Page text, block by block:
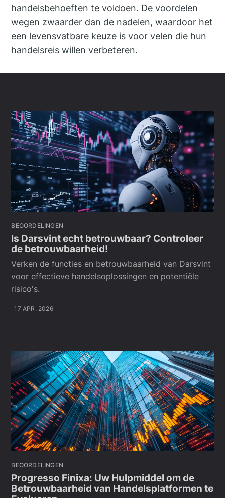
handelsbehoeften te voldoen. De voordelen
wegen zwaarder dan de nadelen, waardoor het
een levensvatbare keuze is voor velen die hun
handelsreis willen verbeteren.
BEOORDELINGEN
Is Darsvint echt betrouwbaar? Controleer
de betrouwbaarheid!
Verken de functies en betrouwbaarheid van Darsvint
voor effectieve handelsoplossingen en potentiële
risico's.
17 APR. 2026
BEOORDELINGEN
Progresso Finixa: Uw Hulpmiddel om de
Betrouwbaarheid van Handelsplatformen te